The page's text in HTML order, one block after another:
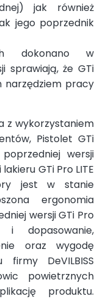
jak również
jego poprzednik
dokonano w
sprawiają, że GTi
narzędziem pracy
z wykorzystaniem
Pistolet GTi
wersji
GTi Pro LITE
jest w stanie
ergonomia
wersji GTi Pro
i dopasowanie,
oraz wygodę
DeVILBISS
powietrznych
produktu.